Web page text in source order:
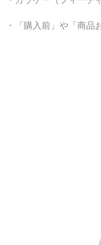
・「購入前」や「商品